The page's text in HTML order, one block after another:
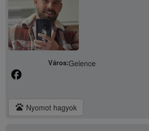
Város:Gelence
facebook
pets Nyomot hagyok